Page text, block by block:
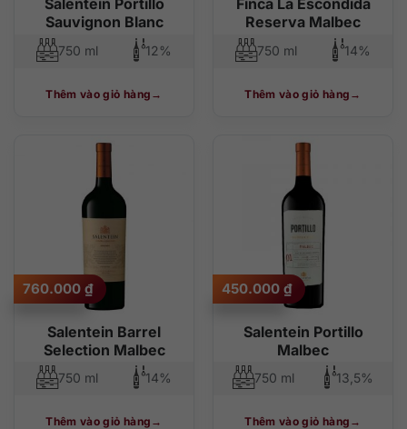
Salentein Portillo
Sauvignon Blanc
750 ml 12%
Thêm vào giỏ hàng
Finca La Escondida
Reserva Malbec
750 ml 14%
Thêm vào giỏ hàng
Salentein Barrel
Selection Malbec
760.000 ₫
750 ml 14%
Thêm vào giỏ hàng
Salentein Portillo
Malbec
450.000 ₫
750 ml 13,5%
Thêm vào giỏ hàng